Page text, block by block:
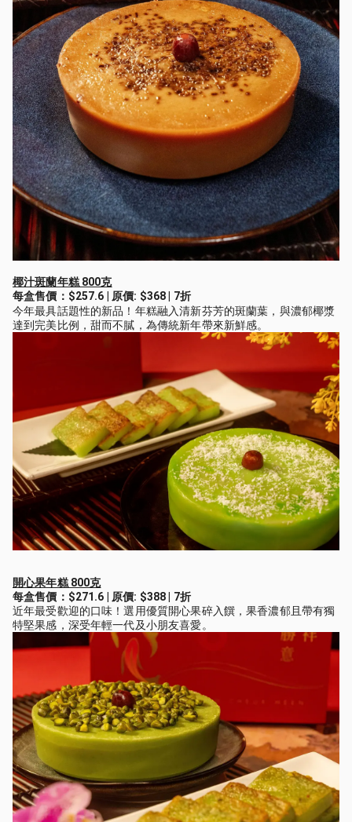
椰汁斑蘭年糕 800克
每盒售價：$257.6 | 原價: $368 | 7折
今年最具話題性的新品！年糕融入清新芬芳的斑蘭葉，與濃郁椰漿
達到完美比例，甜而不膩，為傳統新年帶來新鮮感。
開心果年糕 800克
每盒售價：$271.6 | 原價: $388 | 7折
近年最受歡迎的口味！選用優質開心果碎入饌，果香濃郁且帶有獨
特堅果感，深受年輕一代及小朋友喜愛。